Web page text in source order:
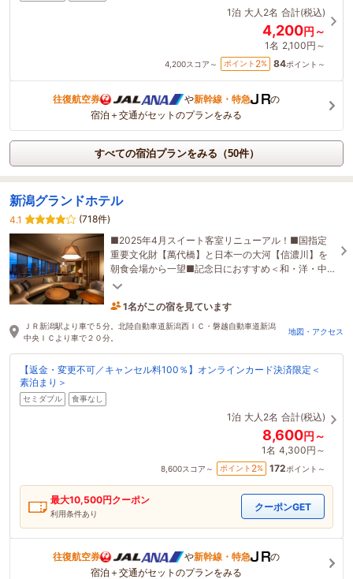
1泊 大人2名 合計(税込)
4,200円～
1名 2,100円～
4,200スコア～ ポイント 2% 84ポイント～
往復航空券 や新幹線・特急
の
宿泊＋交通がセットのプランをみる
すべての宿泊プランをみる（50件）
新潟グランドホテル
4.1
(718件)
■2025年4月スイート客室リニューアル！■国指定
重要文化財【萬代橋】と日本一の大河【信濃川】を
朝食会場から一望■記念日におすすめ＜和・洋・中
＞豊富なレストラン
1名がこの宿を見ています
47分前に予約されました
ＪＲ新潟駅より車で５分。北陸自動車道新潟西ＩＣ・磐越自動車道新潟
中央ＩＣより車で２０分。
地図・アクセス
【返金・変更不可／キャンセル料100％】オンラインカード決済限定＜
素泊まり＞
セミダブル 食事なし
1泊 大人2名 合計(税込)
8,600円～
1名 4,300円～
8,600スコア～ ポイント 2% 172ポイント～
最大10,500円クーポン
利用条件あり
クーポンGET
往復航空券 や新幹線・特急
の
宿泊＋交通がセットのプランをみる